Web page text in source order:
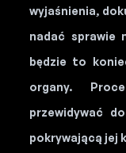
wyjaśnienia,
nadać sprawie
będzie to
organy.
przewidywać
pokrywającą jej